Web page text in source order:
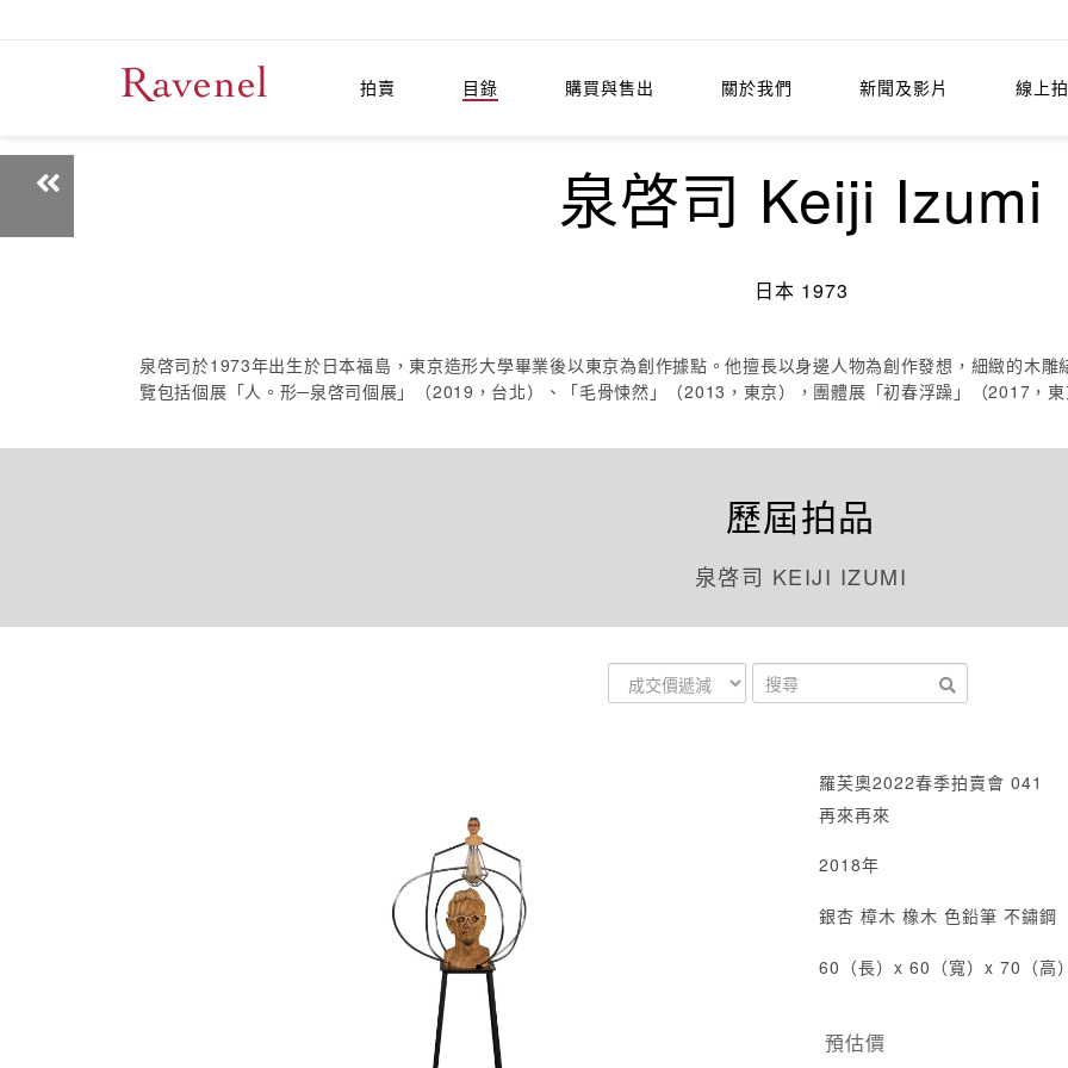
拍賣 目錄 購買與售出 關於我們 新聞及影片 線上
泉啓司 Keiji Izumi
日本 1973
泉啓司於1973年出生於日本福島，東京造形大學畢業後以東京為創作據點。他擅長以身邊人物為創作發想，細緻的木
覽包括個展「人。形─泉啓司個展」（2019，台北）、「毛骨悚然」（2013，東京），團體展「初春浮躁」（2017，
歷屆拍品
泉啓司 KEIJI IZUMI
羅芙奧2022春季拍賣會 041
再來再來
2018年
銀杏 樟木 橡木 色鉛筆 不鏽鋼
60（長）x 60（寬）x 70（高
預估價